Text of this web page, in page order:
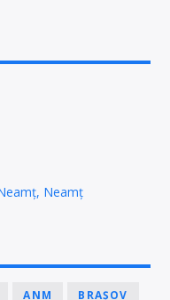
Neamț
ANM BRAȘOV